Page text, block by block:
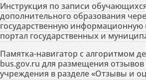
Инструкция по записи
дополнительного образования
государственную информационную
портал государственных и
Памятка-навигатор с алгоритмом
bus.gov.ru для размещения отзывов
учреждения в разделе «Отзывы и